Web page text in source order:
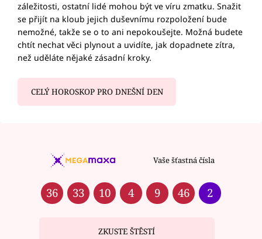
záležitosti, ostatní lidé mohou být ve víru zmatku. Snažit
se přijít na kloub jejich duševnímu rozpoložení bude
nemožné, takže se o to ani nepokoušejte. Možná budete
chtít nechat věci plynout a uvidíte, jak dopadnete zítra,
než uděláte nějaké zásadní kroky.
CELÝ HOROSKOP PRO DNEŠNÍ DEN
Vaše šťastná čísla
36 33 10 4 9 46 2
ZKUSTE ŠTĚSTÍ